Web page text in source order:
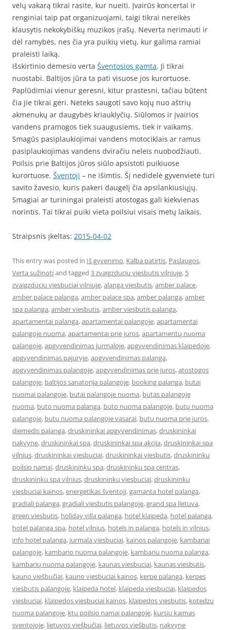
vėlų vakarą tikrai rasite, kur nueiti. Įvairūs koncertai ir
renginiai taip pat organizuojami, taigi tikrai nereikės
klausytis nekokybiškų muzikos įrašų. Neverta nerimauti ir
dėl ramybės, nes čia yra puikių vietų, kur galima ramiai
praleisti laiką.
Išskirtinio dėmesio verta Šventosios gamta. Ji tikrai
nuostabi. Baltijos jūra ta pati visuose jos kurortuose.
Paplūdimiai vienur geresni, kitur prastesni, tačiau būtent
čia jie tikrai geri. Neteks saugoti savo kojų nuo aštrių
akmenukų ar daugybės kriauklyčių. Siūlomos ir įvairios
vandens pramogos tiek suaugusiems, tiek ir vaikams.
Smagūs pasiplaukiojimai vandens motociklais ar ramus
pasiplaukiojimas vandens dviračiu neleis nuobodžiauti.
Poilsis prie Baltijos jūros siūlo apsistoti puikiuose
kurortuose. Šventoji – ne išimtis. Šį nedidelė gyvenvietė turi
savito žavesio, kuris pakeri daugelį čia apsilankiusiųjų.
Smagiai ar turiningai praleisti atostogas gali kiekvienas
norintis. Tai tikrai puiki vieta poilsiui visais metų laikais.
Straipsnis įkeltas: 2015-04-02
This entry was posted in Iš gyvenimo, Kalba patirtis, Paslaugos,
Verta sužinotiand tagged 3 zvaigzduciu viesbutis vilniuje, 5
zvaigzduciu viesbuciai vilniuje,alanga viesbutis,amber palace,
amber palace palanga,amber palace spa,amber palanga,amber
spa palanga,amber viesbutis,amber viesbutis palanga,
apartamentai palanga,apartamentai palangoje,apartamentai
palangoje nuoma,apartamentai prie juros,apartamentų nuoma
palangoje,apgyvendinimas jurmaloje,apgyvendinimas klaipedoje,
apgyvendinimas pajuryje,apgyvendinimas palanga,
apgyvendinimas palangoje,apgyvendinimas prie juros,atostogos
palangoje, baltijos sanatorija palangoje, booking palanga, butai
nuomai palangoje, butai palangoje nuoma, butas palangoje
nuoma, buto nuoma palanga, buto nuoma palangoje, butų nuoma
palangoje, butu nuoma palangoje vasarai, butu nuoma prie juros,
diemedis palanga,druskininkai apgyvendinimas,druskininkai
nakvyne,druskininkai spa,druskininkai spa akcija,druskininkai spa
vilnius,druskininkai viesbuciai,druskininkai viesbutis,druskininku
poilsio namai,druskininku spa,druskininku spa centras,
druskininku spa vilnius,druskininku viesbuciai,druskininku
viesbuciai kainos,energetikas šventoji,gamanta hotel palanga,
gradiali palanga,gradiali viesbutis palangoje,grand spa lietuva,
green viesbutis, holiday villa palanga, hotel klaipeda, hotel palanga,
hotel palanga spa, hotel vilnius, hotels in palanga, hotels in vilnius,
info hotel palanga, jurmala viesbuciai, kainos palangoje, kambariai
palangoje, kambario nuoma palangoje, kambariu nuoma palanga,
kambarių nuoma palangoje, kaunas viesbuciai, kaunas viesbutis,
kauno viešbučiai, kauno viesbuciai kainos, kerpė palanga, kerpes
viesbutis palangoje, klaipeda hotel, klaipeda viesbuciai, klaipedos
viesbuciai, klaipedos viesbuciai kainos, klaipedos viesbutis, kotedzu
nuoma palangoje, ktu poilsio namai palangoje, kursiu kaimas
sventojoje, lietuvos viešbučiai, lietuvos viešbutis, nakvyne